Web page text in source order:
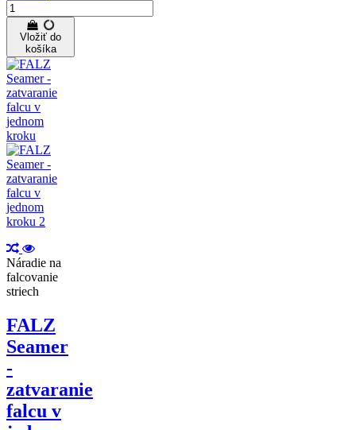
Vložiť do
košíka
Náradie na
falcovanie
striech
FALZ
Seamer
-
zatvaranie
falcu v